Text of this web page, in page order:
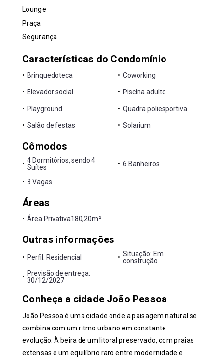
Lounge
Praça
Segurança
Características do Condomínio
• Brinquedoteca • Coworking
• Elevador social • Piscina adulto
• Playground • Quadra poliesportiva
• Salão de festas • Solarium
Cômodos
• 4 Dormitórios, sendo 4
Suítes
• 6 Banheiros
• 3 Vagas
Áreas
• Área Privativa180,20m²
Outras informações
• Perfil: Residencial • Situação: Em
construção
• Previsão de entrega:
30/12/2027
Conheça a cidade João Pessoa
João Pessoa é uma cidade onde a paisagem natural se
combina com um ritmo urbano em constante
evolução. À beira de um litoral preservado, com praias
extensas e um equilíbrio raro entre modernidade e